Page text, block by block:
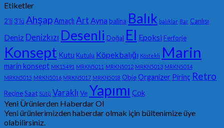
Etiketler
2'li 3'lü AhşapAmaçlı Art Ayna balina Balık balıklar Bar Canlısı
Deniz Denizkızı Desenli Doğal El Epoksi Ferforje
Konsept Kutu Kutulu Köpekbalığı Köstekli Marin
marin konsept MK15491 MRKN5011 MRKN5012 MRKN5013 MRKN5014
MRKN5015 MRKN5016 MRKN5017 MRKN5018 ObjeOrganizer Pirinç Retro
ReçineSaat Sütü Varaklı Ve Yapımı Çok
Yeni Ürünlerden Haberdar Ol
Yeni ürünlerimizden haberdar olmak için bültenimize üye
olabilirsiniz.